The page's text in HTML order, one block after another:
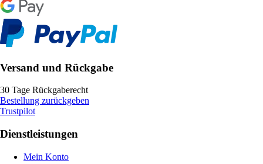
Versand und Rückgabe
30 Tage Rückgaberecht
Bestellung zurückgeben
Trustpilot
Dienstleistungen
Mein Konto